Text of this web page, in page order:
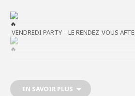
VENDREDI PARTY – LE RENDEZ-VOUS
EN SAVOIR PLUS